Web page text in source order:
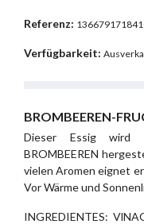
Referenz:
Verfügbarkeit:
BROMBEEREN-
Dieser Essig wird
BROMBEEREN
vielen Aromen eignet
Vor Wärme und
INGREDIENTES: